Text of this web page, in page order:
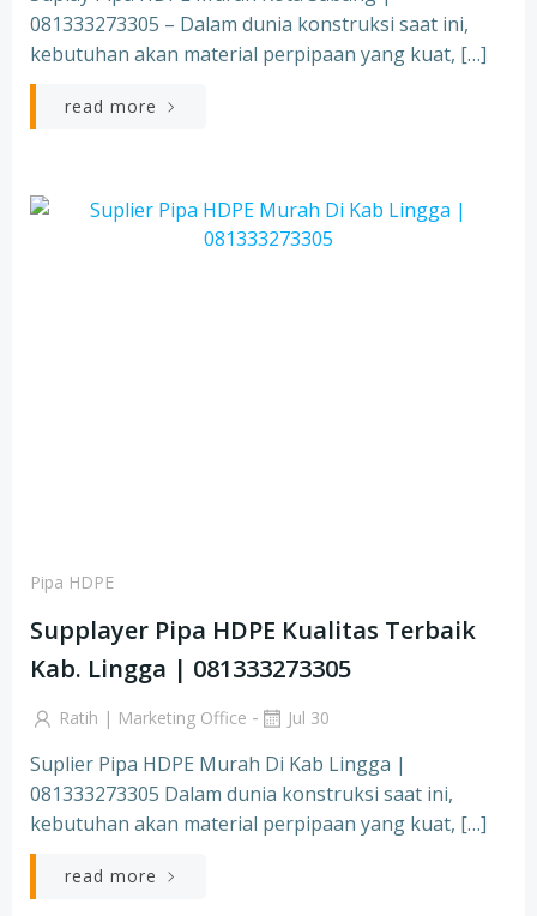
081333273305 – Dalam dunia konstruksi saat ini,
kebutuhan akan material perpipaan yang kuat, […]
read more
Pipa HDPE
Supplayer Pipa HDPE Kualitas Terbaik
Kab. Lingga | 081333273305
Ratih | Marketing Office - Jul 30
Suplier Pipa HDPE Murah Di Kab Lingga |
081333273305 Dalam dunia konstruksi saat ini,
kebutuhan akan material perpipaan yang kuat, […]
read more